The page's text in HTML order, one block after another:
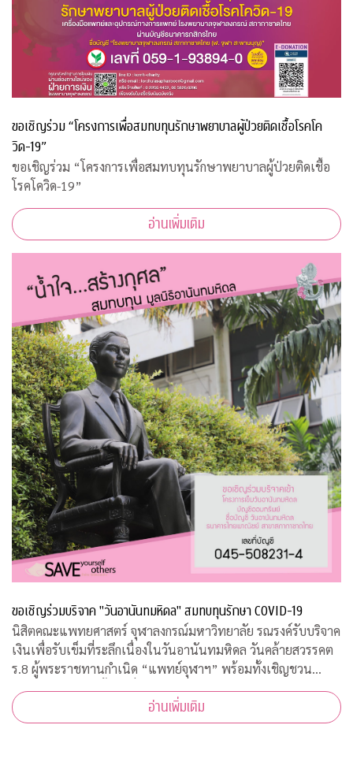
ขอเชิญร่วม “โครงการเพื่อสมทบทุนรักษาพยาบาลผู้ป่วยติดเชื้อโรคโค
วิด-19”
ขอเชิญร่วม “โครงการเพื่อสมทบทุนรักษาพยาบาลผู้ป่วยติดเชื้อ
โรคโควิด-19”
อ่านเพิ่มเติม
ขอเชิญร่วมบริจาค "วันอานันทมหิดล" สมทบทุนรักษา COVID-19
นิสิตคณะแพทยศาสตร์ จุฬาลงกรณ์มหาวิทยาลัย รณรงค์รับบริจาค
เงินเพื่อรับเข็มที่ระลึกเนื่องในวันอานันทมหิดล วันคล้ายสวรรคต
ร.8 ผู้พระราชทานกำเนิด “แพทย์จุฬาฯ” พร้อมทั้งเชิญชวน
ประชาชนสั่งจองเสื้อยืดที่ระลึก รายได้สมทบทุนโครงการป้องกัน
และรักษา COVID-19
อ่านเพิ่มเติม